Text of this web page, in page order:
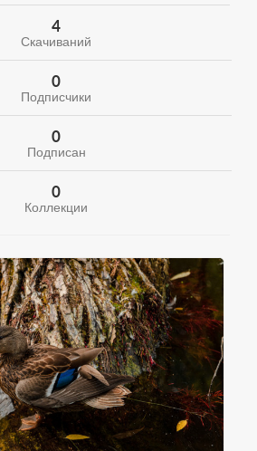
4
Скачиваний
0
Подписчики
0
Подписан
0
Коллекции